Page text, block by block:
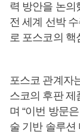
력 방안을 논
전 세계 선박
로 포스코의 핵
포스코 관계자
스코의 후판 제
며 “이번 방문
술 기반 솔루션